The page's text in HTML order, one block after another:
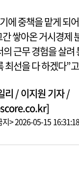
에 중책을 맡게 되
쌓아온 거시경제
근무 경험을 살려
최선을 다 하겠다”
리 / 이지원 기자 /
> 2026-05-15